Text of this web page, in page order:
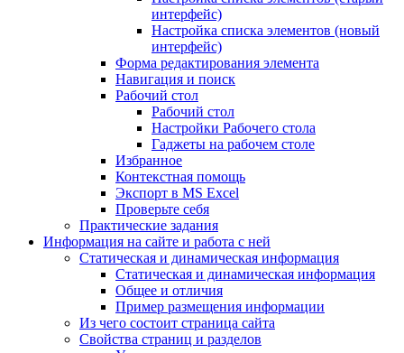
интерфейс)
Настройка списка элементов (новый
интерфейс)
Форма редактирования элемента
Навигация и поиск
Рабочий стол
Рабочий стол
Настройки Рабочего стола
Гаджеты на рабочем столе
Избранное
Контекстная помощь
Экспорт в MS Excel
Проверьте себя
Практические задания
Информация на сайте и работа с ней
Статическая и динамическая информация
Статическая и динамическая информация
Общее и отличия
Пример размещения информации
Из чего состоит страница сайта
Свойства страниц и разделов